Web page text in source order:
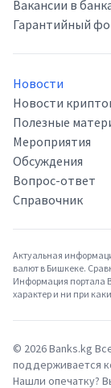
Вакансии в
Гарантийный
Новости
Новости
Полезные
Мероприятия
Обсуждения
Вопрос-ответ
Справочник
Актуальная
валют в Бишкеке.
Информация портала
характер и ни при
© 2026Banks.kg
поддерживается
Нашли опечатку?